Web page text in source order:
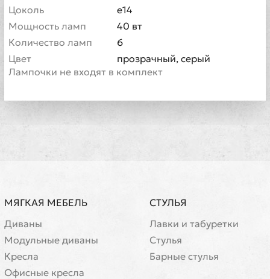
Цоколь
е14
Мощность ламп
40 вт
Количество ламп
6
Цвет
прозрачный, серый
Лампочки не входят в комплект
МЯГКАЯ МЕБЕЛЬ
Диваны
Модульные диваны
Кресла
Офисные кресла
СТУЛЬЯ
Лавки и табуретки
Стулья
Барные стулья